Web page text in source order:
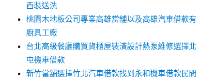
西裝送洗
桃園木地板公司專業高雄當舖以及高雄汽車借款有
廚具工廠
台北高級餐廳購買貨櫃屋裝潢設計熱泵維修選擇北
屯機車借款
新竹當舖選擇竹北汽車借款找到永和機車借款民間